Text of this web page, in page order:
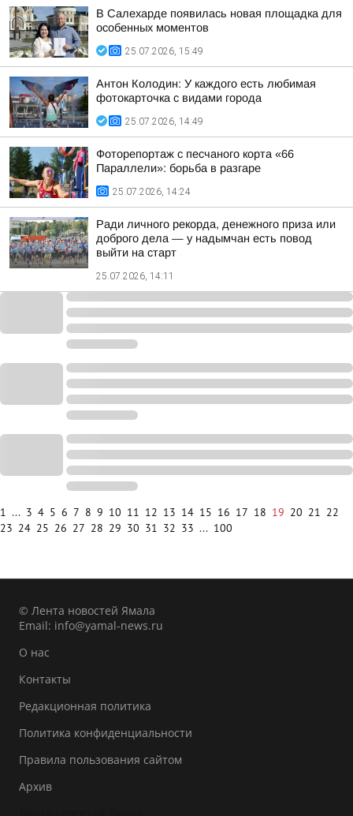
В Салехарде появилась новая площадка для
особенных моментов
25.07.2026, 15:49
Антон Колодин: У каждого есть любимая
фотокарточка с видами города
25.07.2026, 14:49
Фоторепортаж с песчаного корта «66
Параллели»: борьба в разгаре
25.07.2026, 14:24
Ради личного рекорда, денежного приза или
доброго дела — у надымчан есть повод
выйти на старт
25.07.2026, 14:11
1 ... 3 4 5 6 7 8 9 10 11 12 13 14 15 16 17 18 19 20 21 22
23 24 25 26 27 28 29 30 31 32 33 ... 100
© Лента новостей Ямала
Email: info@yamal-news.ru
О нас
Контакты
Редакционная политика
Политика конфиденциальности
Правила пользования сайтом
Архив